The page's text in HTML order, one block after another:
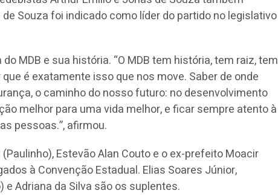
Souza foi indicado como líder do partido no legislativo
MDB e sua história. “O MDB tem história, tem raiz, tem
é exatamente isso que nos move. Saber de onde
o caminho do nosso futuro: no desenvolvimento
melhor para uma vida melhor, e ficar sempre atento à
pessoas.”, afirmou.
Estevão Alan Couto e o ex-prefeito Moacir
à Convenção Estadual. Elias Soares Júnior,
e Adriana da Silva são os suplentes.